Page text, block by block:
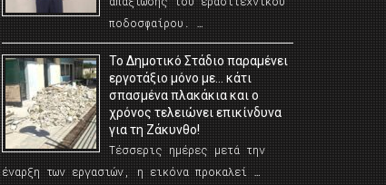
ποδοσφαίρου. …
Το Δημοτικό Στάδιο παραμένει
εργοτάξιο μόνο με… κάτι
σπασμένα πλακάκια και ο
χρόνος τελειώνει επικίνδυνα
για τη Ζάκυνθο!
Τέσσερις ημέρες μετά την
έναρξη των εργασιών, η εικόνα προκαλεί …